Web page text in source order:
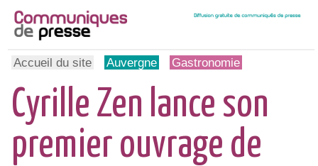
Accueil du site Auvergne Gastronomie
Cyrille Zen lance son
premier ouvrage de